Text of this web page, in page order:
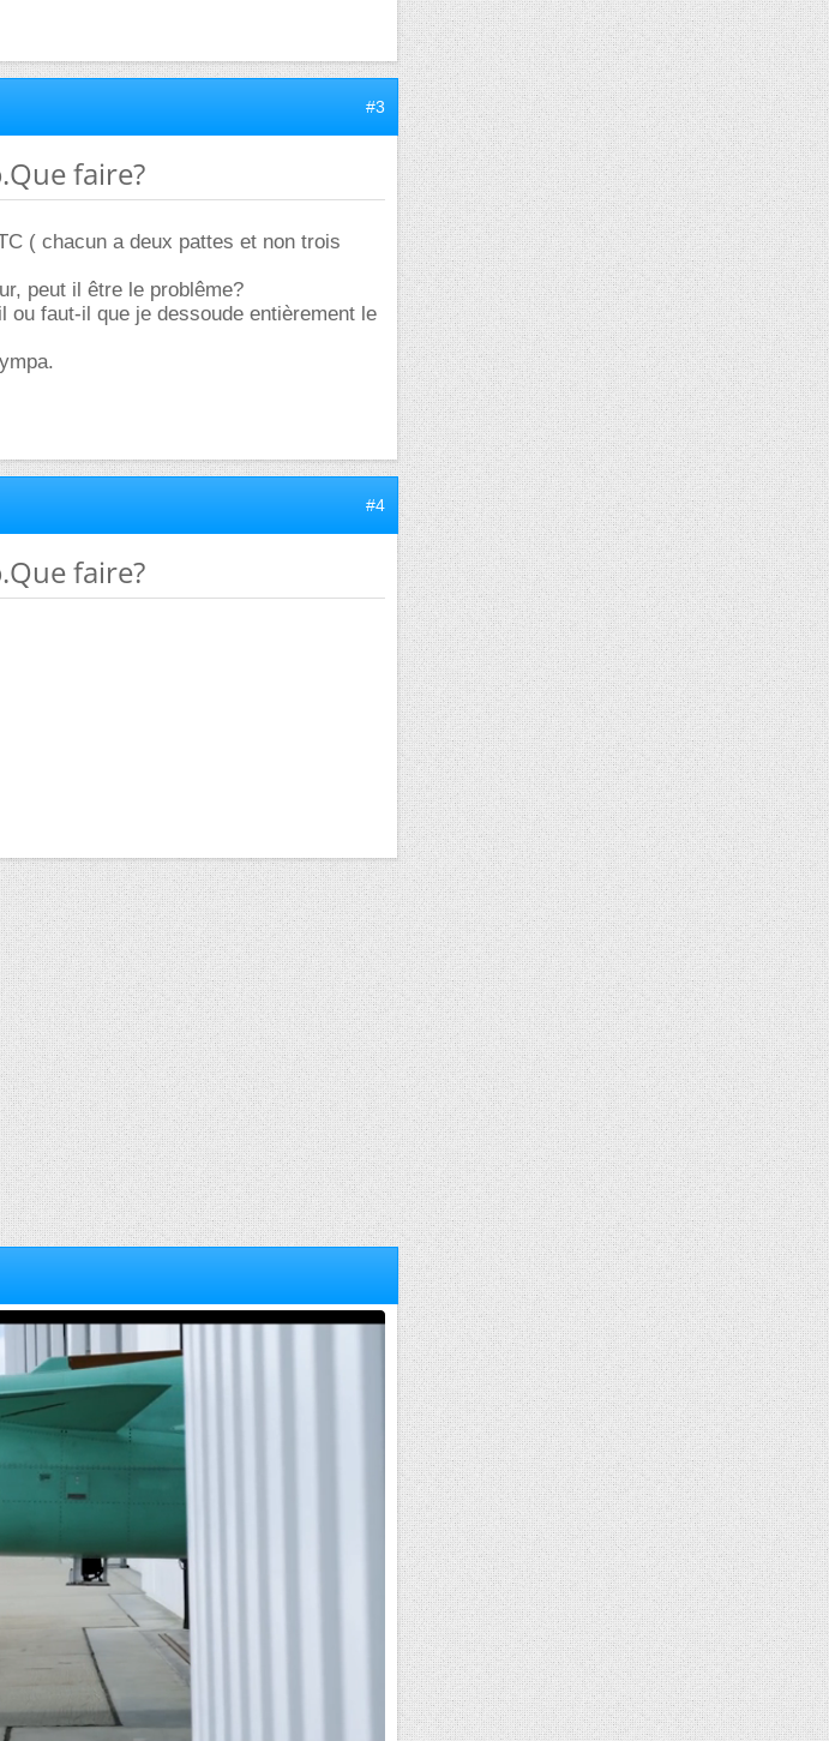
#3
faire?
( chacun a deux pattes et non trois
peut il être le problême?
faut-il que je dessoude entièrement le
#4
faire?